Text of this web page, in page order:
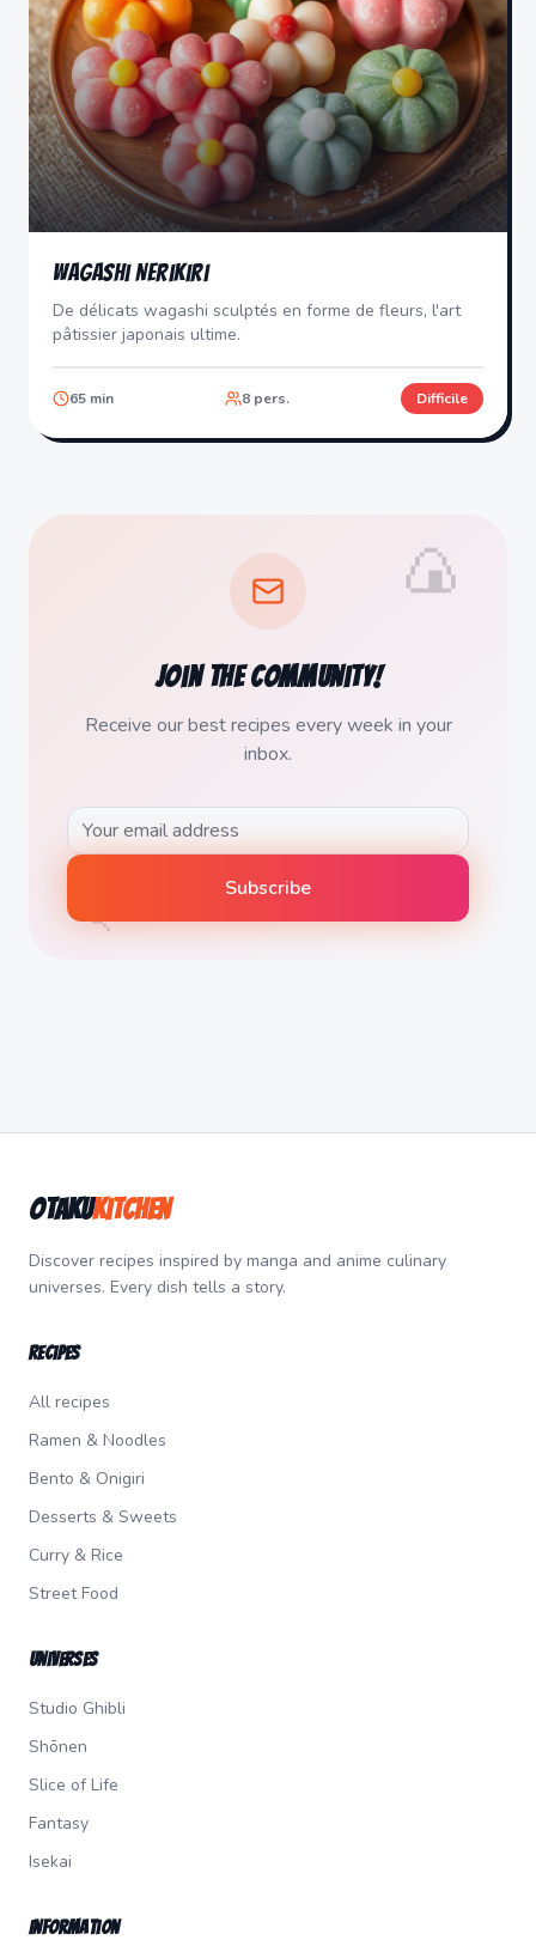
Wagashi Nerikiri
De délicats wagashi sculptés en forme de fleurs, l'art
pâtissier japonais ultime.
65 min 8 pers. Difficile
🍙
🍡
Join the community!
Receive our best recipes every week in your
inbox.
Subscribe
OtakuKitchen
Discover recipes inspired by manga and anime culinary
universes. Every dish tells a story.
Recipes
All recipes
Ramen & Noodles
Bento & Onigiri
Desserts & Sweets
Curry & Rice
Street Food
Universes
Studio Ghibli
Shōnen
Slice of Life
Fantasy
Isekai
Information